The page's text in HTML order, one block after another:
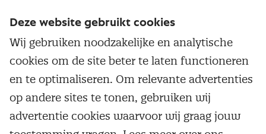
Service & contact
Over inkoop
Netwerk en communities
Aanmelden nieuwsbrief
Populaire thema's
Aanbesteden
Contractmanagement
Kostenmanagement
Opleidingen en trainingen
Trainingen
Deze website gebruikt cookies
Wij gebruiken noodzakelijke en analytische
cookies om de site beter te laten functioneren
en te optimaliseren. Om relevante advertenties
op andere sites te tonen, gebruiken wij
advertentie cookies waarvoor wij graag jouw